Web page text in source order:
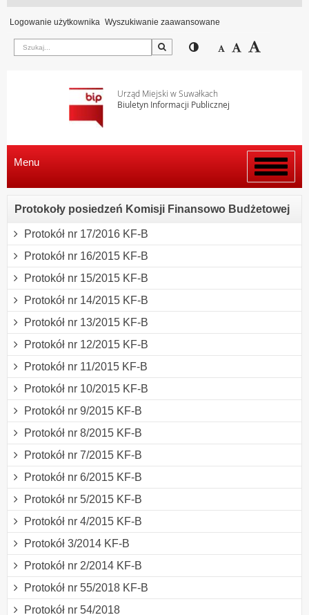
Logowanie użytkownika Wyszukiwanie zaawansowane
Szukaj Przełącz pomiędzy
Zmniejsz
Domyślny
Urząd Miejski w Suwałkach
Biuletyn Informacji Publicznej
Włącz
menu
Menu
Protokoły posiedzeń Komisji Finansowo Budżetowej
Protokół nr 17/2016 KF-B
Protokół nr 16/2015 KF-B
Protokół nr 15/2015 KF-B
Protokół nr 14/2015 KF-B
Protokół nr 13/2015 KF-B
Protokół nr 12/2015 KF-B
Protokół nr 11/2015 KF-B
Protokół nr 10/2015 KF-B
Protokół nr 9/2015 KF-B
Protokół nr 8/2015 KF-B
Protokół nr 7/2015 KF-B
Protokół nr 6/2015 KF-B
Protokół nr 5/2015 KF-B
Protokół nr 4/2015 KF-B
Protokół 3/2014 KF-B
Protokół nr 2/2014 KF-B
Protokół nr 55/2018 KF-B
Protokół nr 54/2018